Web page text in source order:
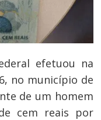
efetuou na
no município de
de um homem
cem reais por